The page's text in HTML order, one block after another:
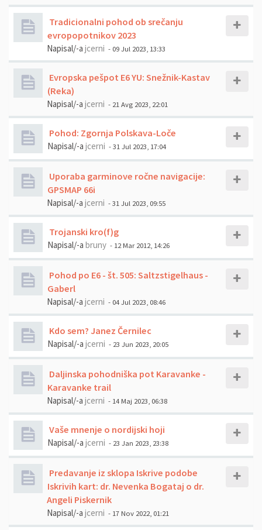
Tradicionalni pohod ob srečanju
evropopotnikov 2023
Napisal/-a jcerni - 09 Jul 2023, 13:33
Evropska pešpot E6 YU: Snežnik-Kastav
(Reka)
Napisal/-a jcerni - 21 Avg 2023, 22:01
Pohod: Zgornja Polskava-Loče
Napisal/-a jcerni - 31 Jul 2023, 17:04
Uporaba garminove ročne navigacije:
GPSMAP 66i
Napisal/-a jcerni - 31 Jul 2023, 09:55
Trojanski kro(f)g
Napisal/-a bruny - 12 Mar 2012, 14:26
Pohod po E6 - št. 505: Saltzstigelhaus -
Gaberl
Napisal/-a jcerni - 04 Jul 2023, 08:46
Kdo sem? Janez Černilec
Napisal/-a jcerni - 23 Jun 2023, 20:05
Daljinska pohodniška pot Karavanke -
Karavanke trail
Napisal/-a jcerni - 14 Maj 2023, 06:38
Vaše mnenje o nordijski hoji
Napisal/-a jcerni - 23 Jan 2023, 23:38
Predavanje iz sklopa Iskrive podobe
Iskrivih kart: dr. Nevenka Bogataj o dr.
Angeli Piskernik
Napisal/-a jcerni - 17 Nov 2022, 01:21